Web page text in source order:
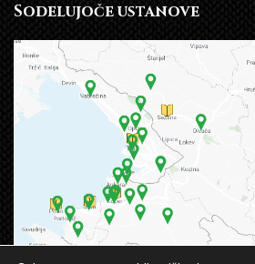
Sodelujoče ustanove